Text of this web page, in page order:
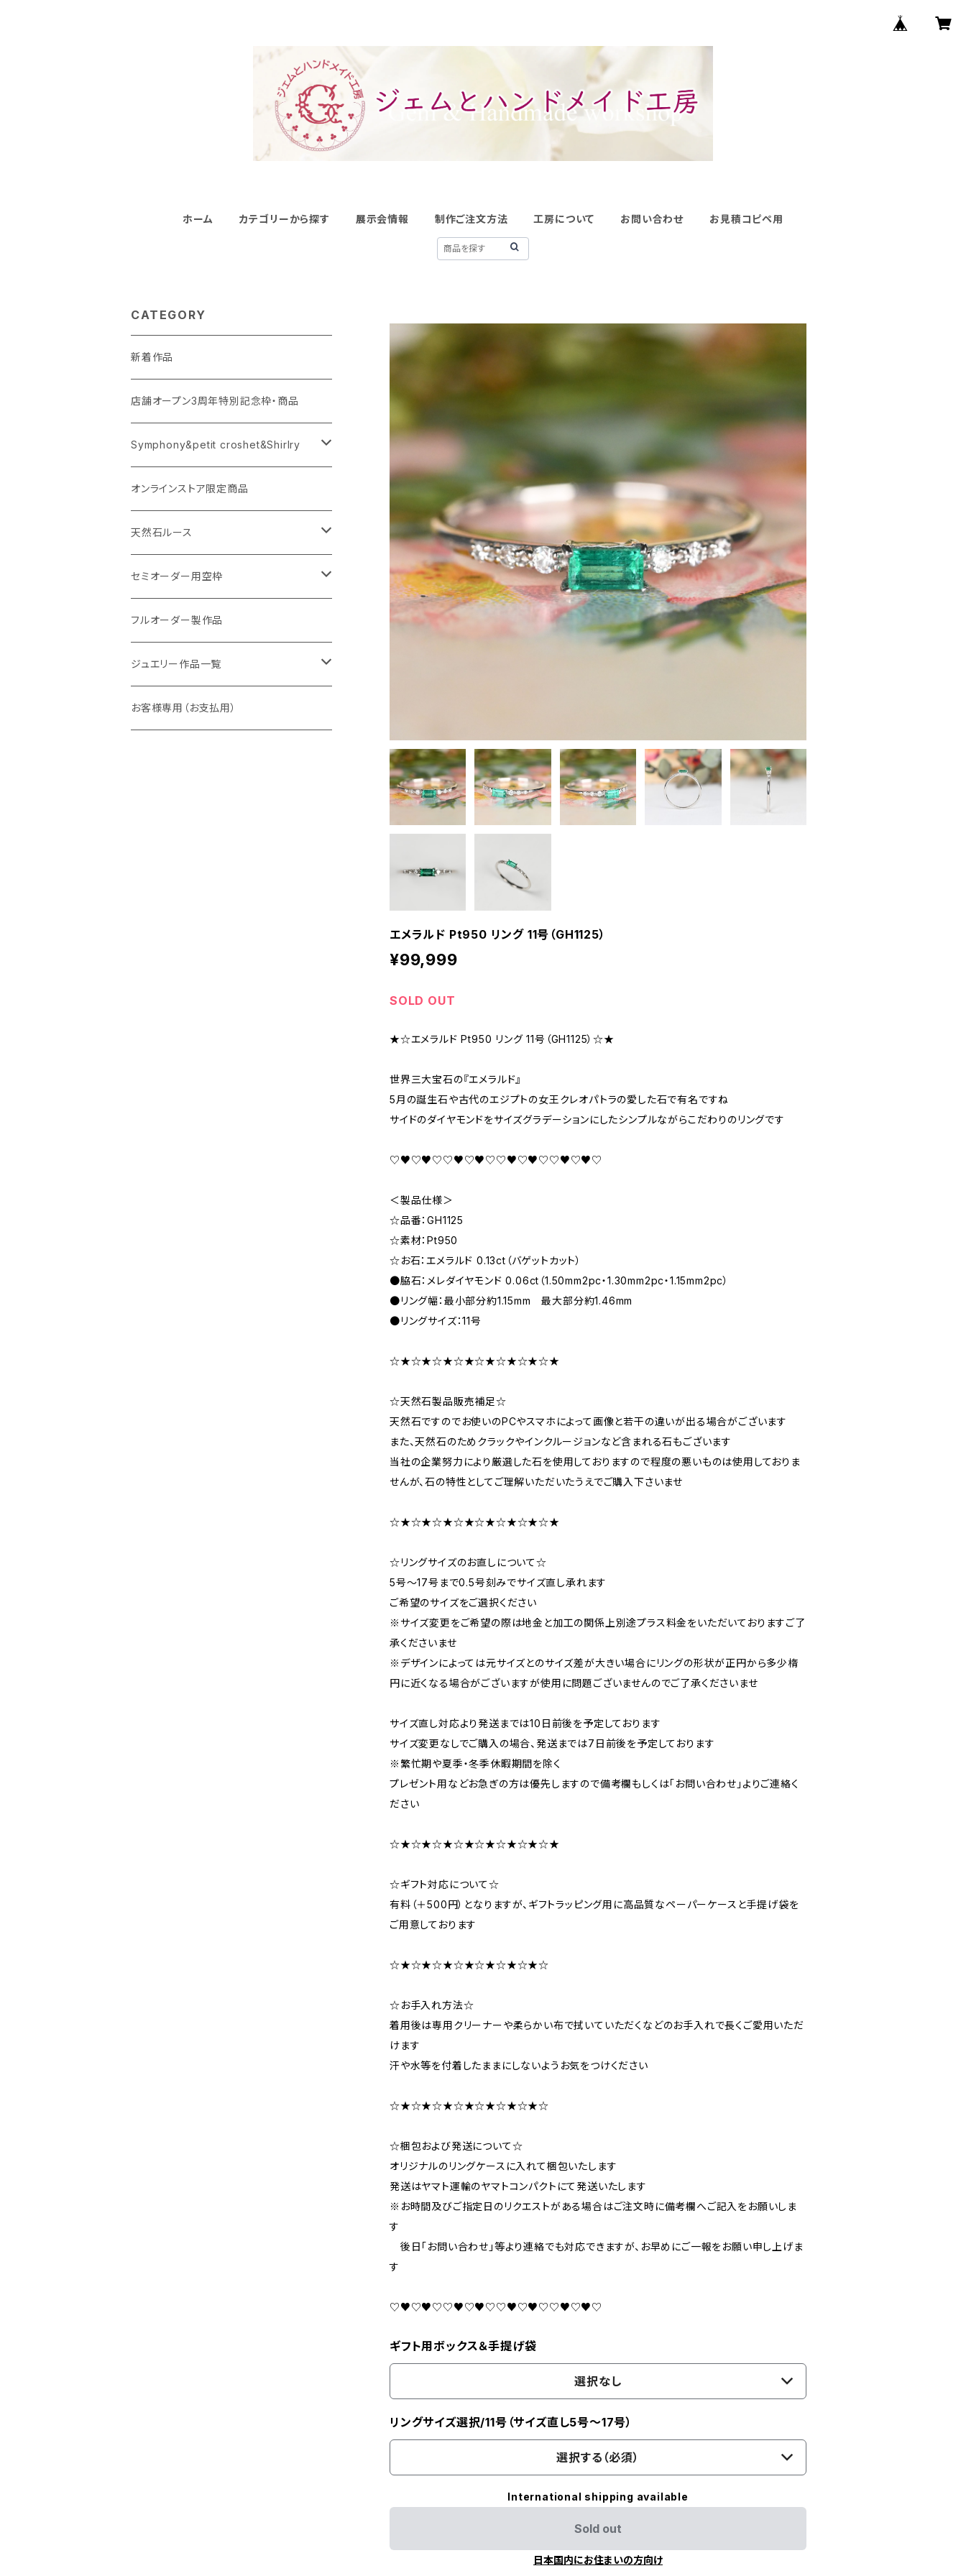
ホーム カテゴリーから探す 展示会情報 制作ご注文方法 工房について お問い合わせ お見積コピペ用
エメラルド Pt950 リング 11号（GH1125）
¥99,999
SOLD OUT
★☆エメラルド Pt950 リング 11号（GH1125）☆★
世界三大宝石の『エメラルド』
5月の誕生石や古代のエジプトの女王クレオパトラの愛した石で有名ですね
サイドのダイヤモンドをサイズグラデーションにしたシンプルながらこだわりのリングです
♡♥♡♥♡♡♥♡♥♡♡♥♡♥♡♡♥♡♥♡
＜製品仕様＞
☆品番：GH1125
☆素材：Pt950
☆お石：エメラルド 0.13ct（バゲットカット）
●脇石：メレダイヤモンド 0.06ct（1.50mm2pc・1.30mm2pc・1.15mm2pc）
●リング幅：最小部分約1.15mm 最大部分約1.46mm
●リングサイズ：11号
☆★☆★☆★☆★☆★☆★☆★☆★
☆天然石製品販売補足☆
天然石ですのでお使いのPCやスマホによって画像と若干の違いが出る場合がございます
また、天然石のためクラックやインクルージョンなど含まれる石もございます
当社の企業努力により厳選した石を使用しておりますので程度の悪いものは使用しておりま
せんが、石の特性としてご理解いただいたうえでご購入下さいませ
☆★☆★☆★☆★☆★☆★☆★☆★
☆リングサイズのお直しについて☆
5号～17号まで0.5号刻みでサイズ直し承れます
ご希望のサイズをご選択ください
※サイズ変更をご希望の際は地金と加工の関係上別途プラス料金をいただいておりますご了
承くださいませ
※デザインによっては元サイズとのサイズ差が大きい場合にリングの形状が正円から多少楕
円に近くなる場合がございますが使用に問題ございませんのでご了承くださいませ
サイズ直し対応より発送までは10日前後を予定しております
サイズ変更なしでご購入の場合、発送までは7日前後を予定しております
※繁忙期や夏季・冬季休暇期間を除く
プレゼント用などお急ぎの方は優先しますので備考欄もしくは「お問い合わせ」よりご連絡く
ださい
☆★☆★☆★☆★☆★☆★☆★☆★
☆ギフト対応について☆
有料（＋500円）となりますが、ギフトラッピング用に高品質なペーパーケースと手提げ袋を
ご用意しております
☆★☆★☆★☆★☆★☆★☆★☆
☆お手入れ方法☆
着用後は専用クリーナーや柔らかい布で拭いていただくなどのお手入れで長くご愛用いただ
けます
汗や水等を付着したままにしないようお気をつけください
☆★☆★☆★☆★☆★☆★☆★☆
☆梱包および発送について☆
オリジナルのリングケースに入れて梱包いたします
発送はヤマト運輸のヤマトコンパクトにて発送いたします
※お時間及びご指定日のリクエストがある場合はご注文時に備考欄へご記入をお願いしま
す
後日「お問い合わせ」等より連絡でも対応できますが、お早めにご一報をお願い申し上げま
す
♡♥♡♥♡♡♥♡♥♡♡♥♡♥♡♡♥♡♥♡
ギフト用ボックス＆手提げ袋
選択なし
リングサイズ選択/11号（サイズ直し5号～17号）
選択する（必須）
International shipping available
Sold out
日本国内にお住まいの方向け
CATEGORY
新着作品
店舗オープン3周年特別記念枠・商品
Symphony&petit croshet&Shirlry
Symphony（シンフォニー）
Petit crochet（プチ・クロシェ）
Shirlry（シアリー）
オンラインストア限定商品
天然石ルース
パライバトルマリン
アレキサンドライト
パパラチアサファイア
グランディエディエライト
セミオーダー用空枠
リング
ラウンド
オーバル
ネックレス・ペンダント
ラウンド
ピアス
フルオーダー製作品
ジュエリー作品一覧
リング
お客様専用（お支払用）